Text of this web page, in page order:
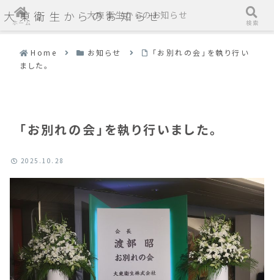
大東衛生からのお知らせ
Home お知らせ
「お別れの会」を執り行い
ました。
「お別れの会」を執り行いました。
2025.10.28
ホーム
大東衛生からのお知らせ
検索